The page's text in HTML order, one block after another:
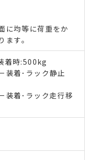
に均等に荷重をか
ます｡
着時:500kg
装着･ラック静止
装着･ラック走行移